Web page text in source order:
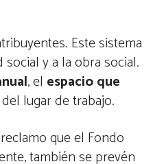
Este sistema
y a la obra social.
, el espacio que
del lugar de trabajo.
que el Fondo
también se prevén